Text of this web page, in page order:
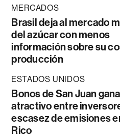
MERCADOS
Brasil deja al mercado
del azúcar con menos
información sobre su
producción
ESTADOS UNIDOS
Bonos de San Juan
atractivo entre
escasez de emisiones
Rico